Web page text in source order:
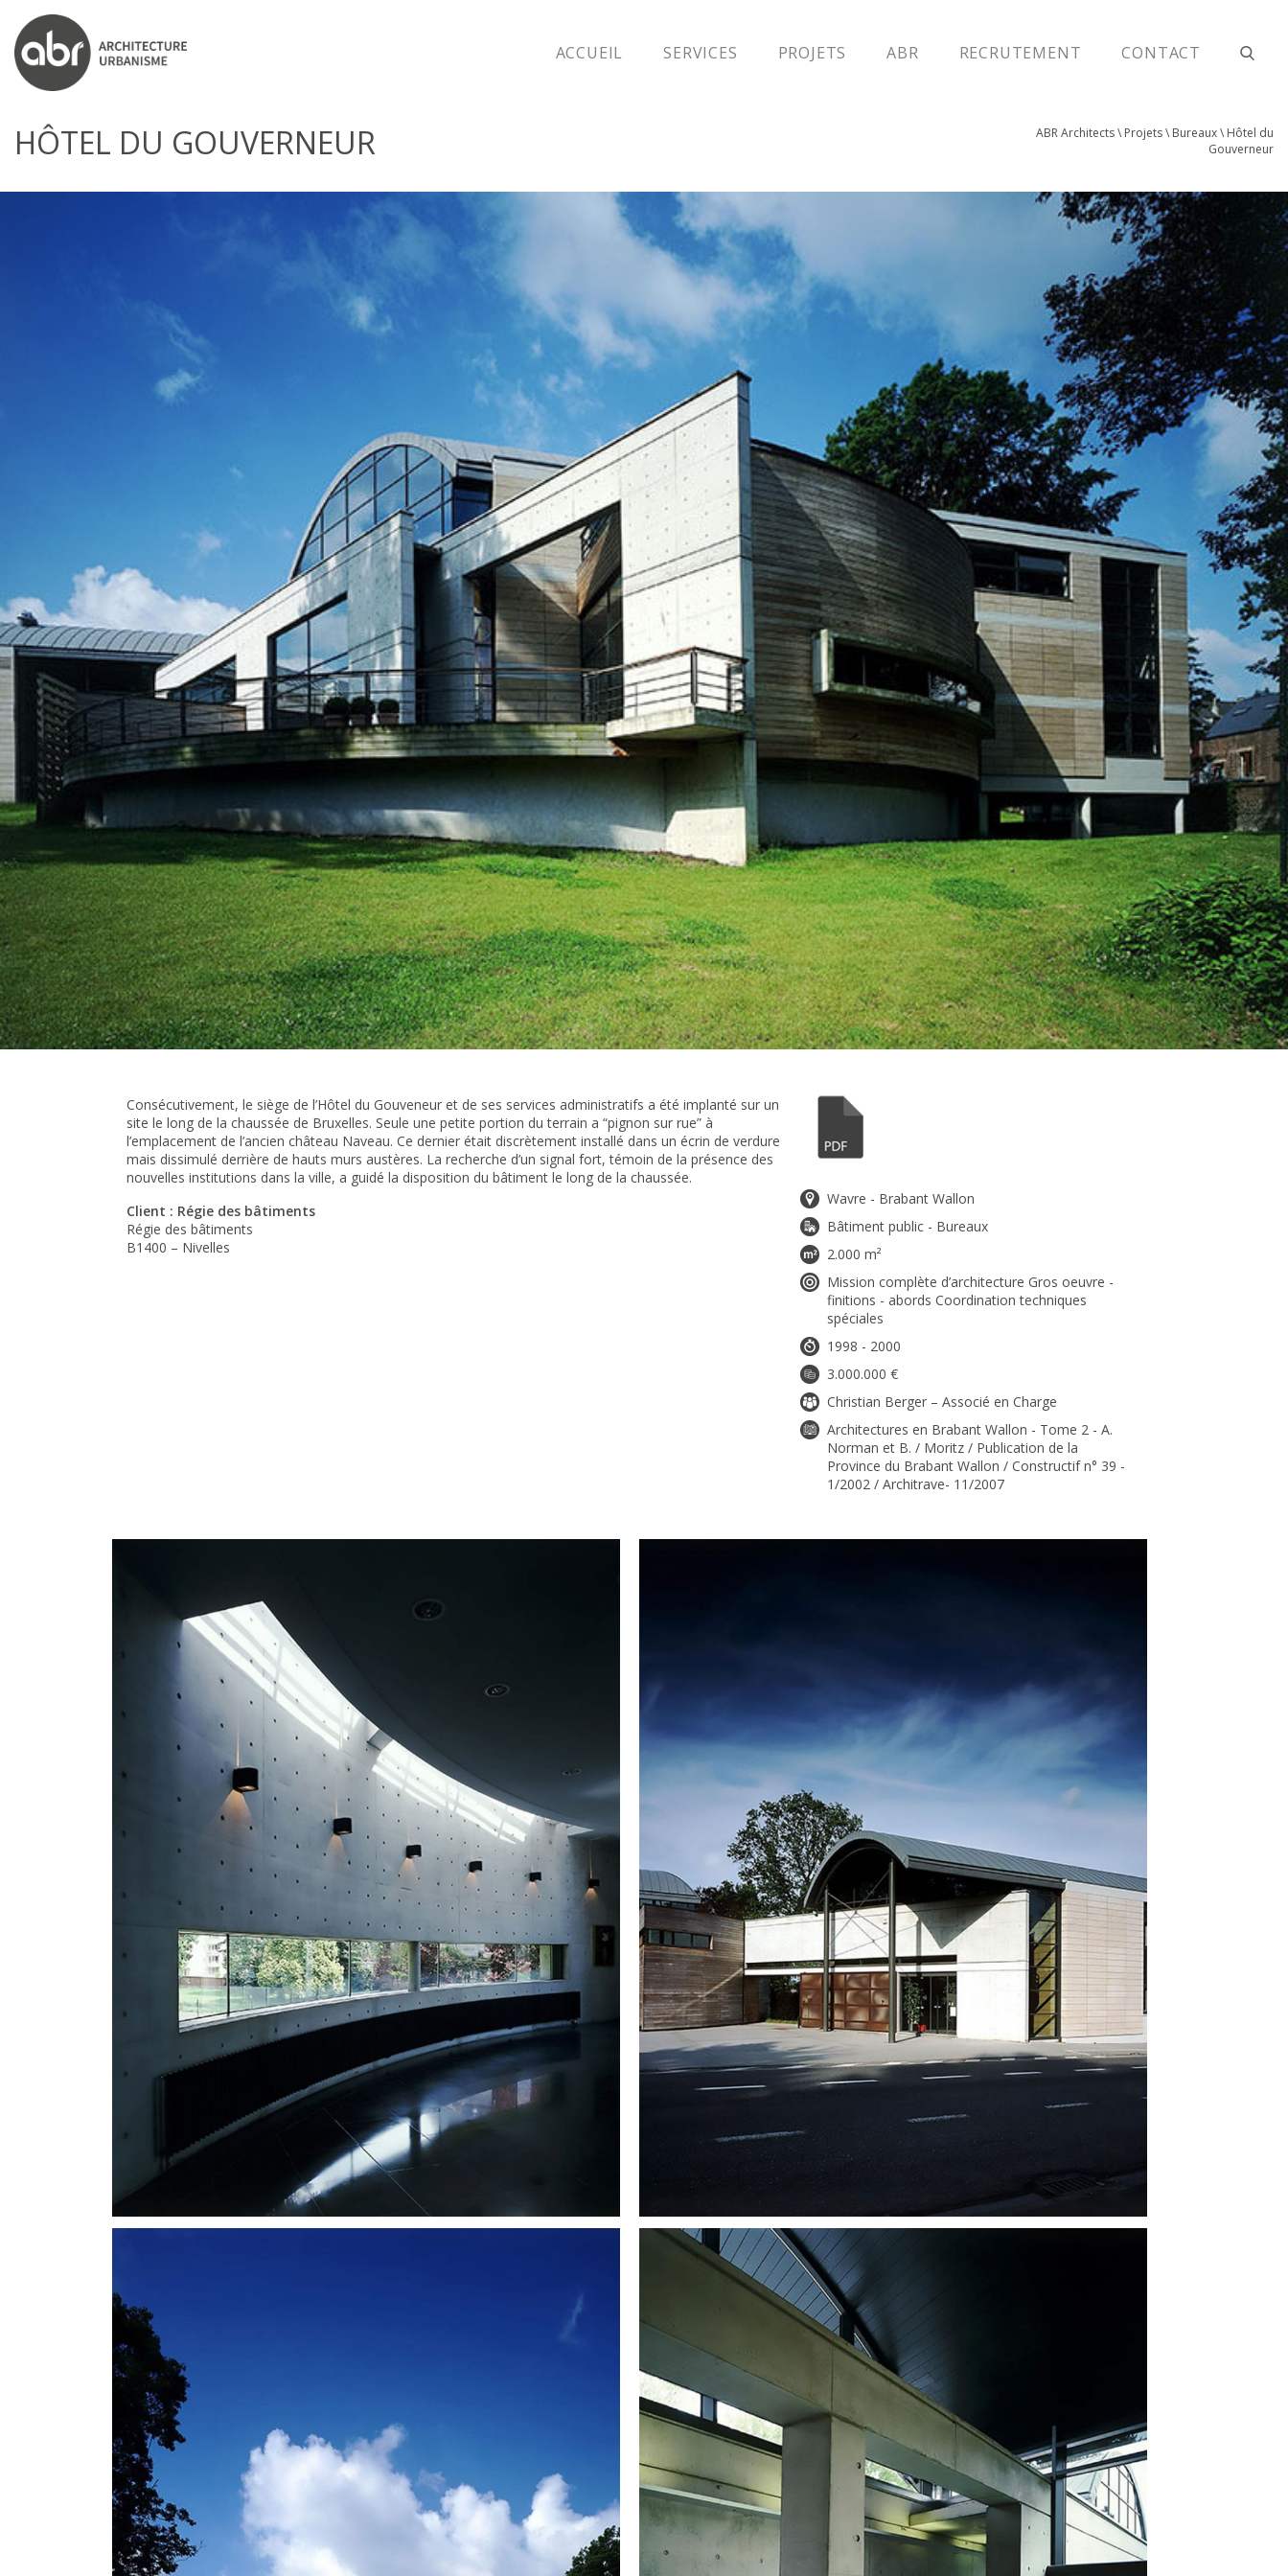
ABR ARCHITECTS ACCUEIL SERVICES PROJETS ABR RECRUTEMENT CONTACT
HÔTEL DU GOUVERNEUR ABR Architects\ Projets\ Bureaux\ Hôtel du
Gouverneur
Consécutivement, le siège de l’Hôtel du Gouveneur et de ses services administratifs a été implanté sur un
site le long de la chaussée de Bruxelles. Seule une petite portion du terrain a “pignon sur rue” à
l’emplacement de l’ancien château Naveau. Ce dernier était discrètement installé dans un écrin de verdure
mais dissimulé derrière de hauts murs austères. La recherche d’un signal fort, témoin de la présence des
nouvelles institutions dans la ville, a guidé la disposition du bâtiment le long de la chaussée.
Client : Régie des bâtiments
Régie des bâtiments
B1400 – Nivelles
Wavre - Brabant Wallon
Bâtiment public - Bureaux
2.000 m²
Mission complète d’architecture Gros oeuvre -
finitions - abords Coordination techniques
spéciales
1998 - 2000
3.000.000 €
Christian Berger – Associé en Charge
Architectures en Brabant Wallon - Tome 2 - A.
Norman et B. / Moritz / Publication de la
Province du Brabant Wallon / Constructif n° 39 -
1/2002 / Architrave- 11/2007